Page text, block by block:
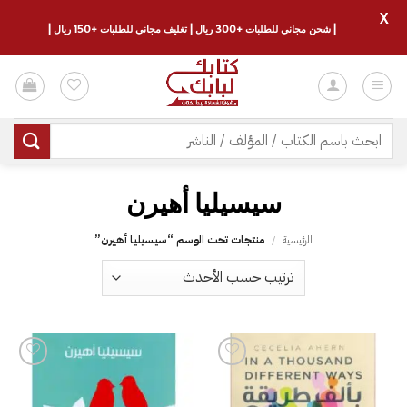
للمحتوى
البحث
عن:
سيسيليا أهيرن
الرئيسية / منتجات تحت الوسم “سيسيليا أهيرن”
| شحن مجاني للطلبات +300 ريال | تغليف مجاني للطلبات +150 ريال |
X